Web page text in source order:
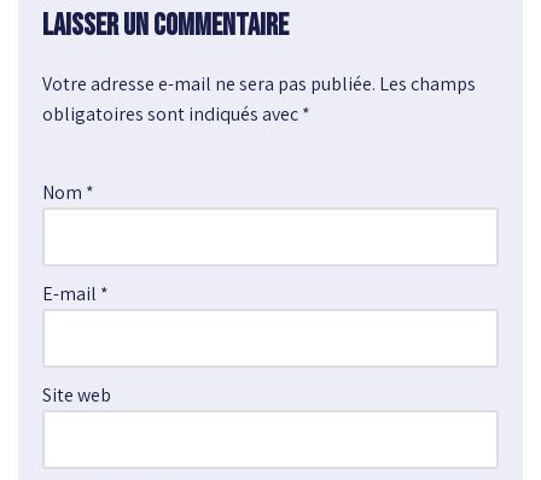
Laisser un commentaire
Votre adresse e-mail ne sera pas publiée. Les champs
obligatoires sont indiqués avec*
Nom *
E-mail *
Site web
A
l
r
a
t
e
: